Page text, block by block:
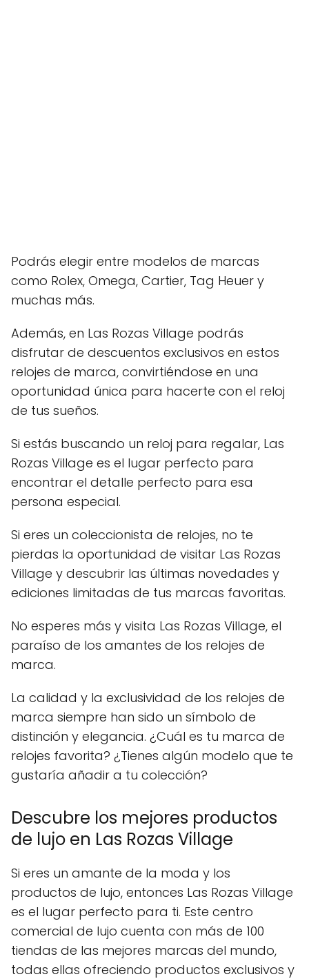
Podrás elegir entre modelos de marcas
como Rolex, Omega, Cartier, Tag Heuer y
muchas más.
Además, en Las Rozas Village podrás
disfrutar de descuentos exclusivos en estos
relojes de marca, convirtiéndose en una
oportunidad única para hacerte con el reloj
de tus sueños.
Si estás buscando un reloj para regalar, Las
Rozas Village es el lugar perfecto para
encontrar el detalle perfecto para esa
persona especial.
Si eres un coleccionista de relojes, no te
pierdas la oportunidad de visitar Las Rozas
Village y descubrir las últimas novedades y
ediciones limitadas de tus marcas favoritas.
No esperes más y visita Las Rozas Village, el
paraíso de los amantes de los relojes de
marca.
La calidad y la exclusividad de los relojes de
marca siempre han sido un símbolo de
distinción y elegancia. ¿Cuál es tu marca de
relojes favorita? ¿Tienes algún modelo que te
gustaría añadir a tu colección?
Descubre los mejores productos
de lujo en Las Rozas Village
Si eres un amante de la moda y los
productos de lujo, entonces Las Rozas Village
es el lugar perfecto para ti. Este centro
comercial de lujo cuenta con más de 100
tiendas de las mejores marcas del mundo,
todas ellas ofreciendo productos exclusivos y